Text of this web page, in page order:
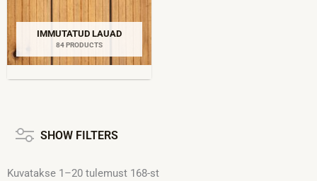
IMMUTATUD LAUAD
84 PRODUCTS
SHOW FILTERS
Kuvatakse 1–20 tulemust 168-st